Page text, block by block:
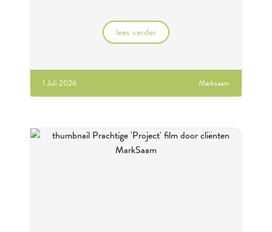
lees verder
1 Juli 2026 Marksaam